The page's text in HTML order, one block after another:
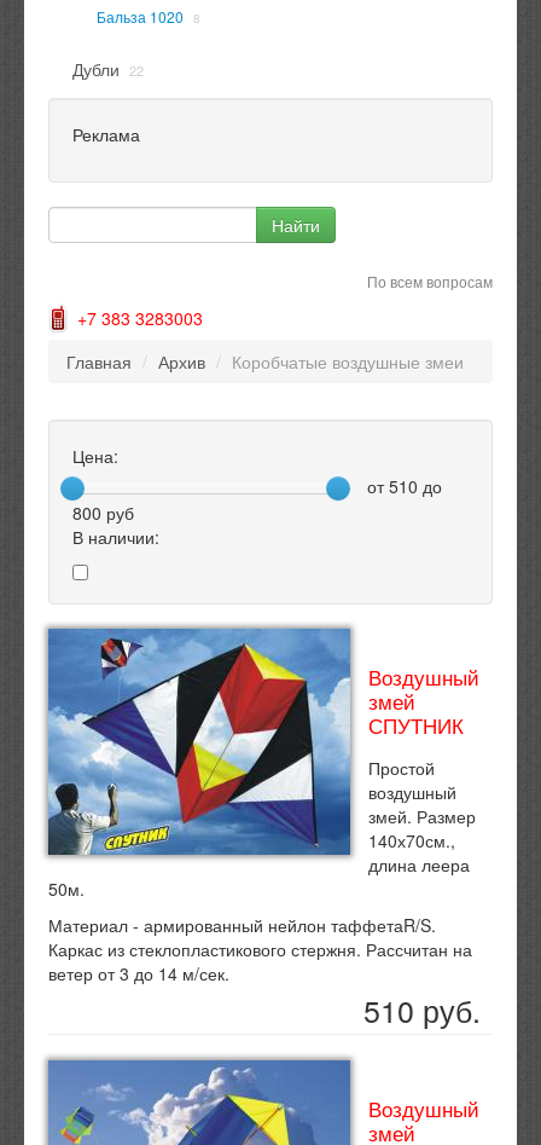
Бальза 1020 8
Дубли 22
Реклама
По всем вопросам
+7 383 3283003
Главная / Архив / Коробчатые воздушные змеи
Цена:
от510 до
800 руб
В наличии:
Воздушный
змей
СПУТНИК
Простой
воздушный
змей. Размер
140х70см.,
длина леера
50м.
Материал - армированный нейлон таффетаR/S.
Каркас из стеклопластикового стержня. Рассчитан на
ветер от 3 до 14 м/сек.
510 руб.
Воздушный
змей